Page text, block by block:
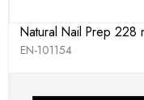
Natural Nail Prep 228
EN-101154